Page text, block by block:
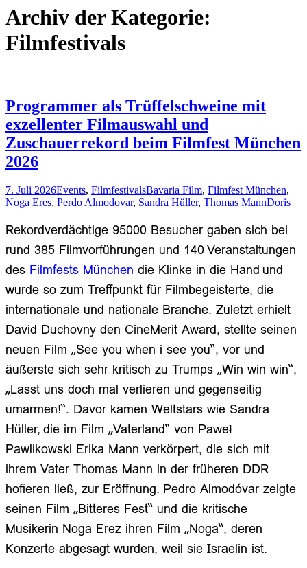
Archiv der Kategorie:
Filmfestivals
Programmer als Trüffelschweine mit
exzellenter Filmauswahl und
Zuschauerrekord beim Filmfest München
2026
7. Juli 2026Events, FilmfestivalsBavaria Film, Filmfest München,
Noga Eres, Perdo Almodovar, Sandra Hüller, Thomas MannDoris
Rekordverdächtige 95000 Besucher gaben sich bei
rund 385 Filmvorführungen und 140Veranstaltungen
des Filmfests München die Klinke in die Hand und
wurde so zum Treffpunkt für Filmbegeisterte, die
internationale und nationale Branche. Zuletzt erhielt
David Duchovny den CineMerit Award, stellte seinen
neuen Film „See you when i see you“, vor und
äußerste sich sehr kritisch zu Trumps „Win win win“,
„Lasst uns doch mal verlieren und gegenseitig
umarmen!“. Davor kamen Weltstars wie Sandra
Hüller,die im Film „Vaterland“ von Paweł
Pawlikowski Erika Mann verkörpert, die sich mit
ihrem Vater Thomas Mann in der früheren DDR
hofieren ließ, zur Eröffnung. Pedro Almodóvar zeigte
seinen Film „Bitteres Fest“ und die kritische
Musikerin Noga Erez ihren Film „Noga“, deren
Konzerte abgesagt wurden, weil sie Israelin ist.